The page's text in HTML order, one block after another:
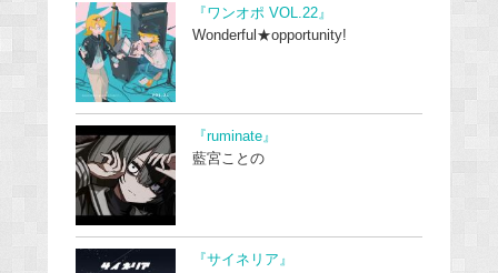
『ワンオポ VOL.22』
Wonderful★opportunity!
『ruminate』
藍宮ことの
『サイネリア』